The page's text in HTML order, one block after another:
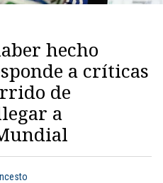
hecho
a críticas
de
a